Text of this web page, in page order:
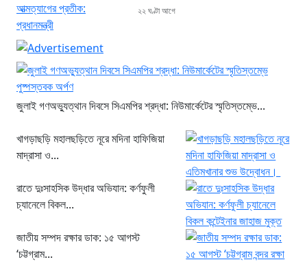
২২ ঘণ্টা আগে
জুলাই গণঅভ্যুত্থান দিবসে সিএমপির শ্রদ্ধা: নিউমার্কেটের স্মৃতিস্তম্ভে...
খাগড়াছড়ি মহালছড়িতে নূরে মদিনা হাফিজিয়া
মাদ্রাসা ও...
রাতে দুঃসাহসিক উদ্ধার অভিযান: কর্ণফুলী
চ্যানেলে বিকল...
জাতীয় সম্পদ রক্ষার ডাক: ১৫ আগস্ট
‘চট্টগ্রাম...